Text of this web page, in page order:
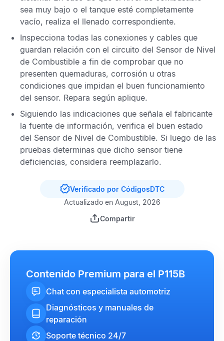
sea muy bajo o el tanque esté completamente
vacío, realiza el llenado correspondiente.
Inspecciona todas las conexiones y cables que
guardan relación con el circuito del Sensor de Nivel
de Combustible a fin de comprobar que no
presenten quemaduras, corrosión u otras
condiciones que impidan el buen funcionamiento
del sensor. Repara según aplique.
Siguiendo las indicaciones que señala el fabricante
la fuente de información, verifica el buen estado
del Sensor de Nivel de Combustible. Si luego de las
pruebas determinas que dicho sensor tiene
deficiencias, considera reemplazarlo.
Verificado por CódigosDTC
Actualizado en August, 2026
Compartir
Contenido Premium para el P115B
Chat con especialista automotriz
Diagnósticos y manuales de
reparación
Soporte técnico 24/7